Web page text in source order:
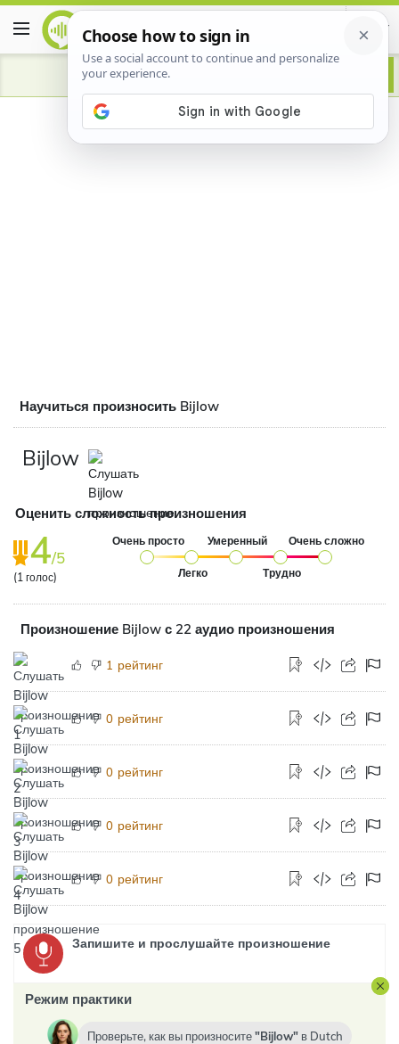
Advertisement
Научиться произносить Bijlow
Bijlow
Оценить сложность произношения
4/5
(1 голос)
Очень просто
Легко
Умеренный
Трудно
Очень сложно
Произношение Bijlow с 22 аудио произношения
1 рейтинг
0 рейтинг
0 рейтинг
0 рейтинг
0 рейтинг
Запишите и прослушайте произношение
Режим практики
Проверьте, как вы произносите Bijlow в Dutch